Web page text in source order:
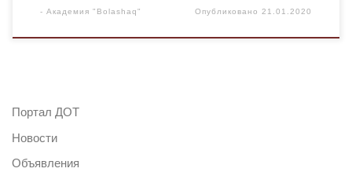
- Академия "Bolashaq" Опубликовано21.01.2020
Портал ДОТ
Новости
Объявления